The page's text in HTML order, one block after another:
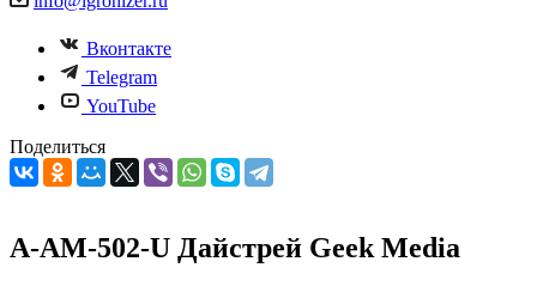
Вконтакте
Telegram
YouTube
Поделиться
A-AM-502-U Дайстрей Geek Media